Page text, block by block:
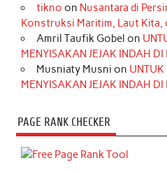
tikno on Nusantara di
Konstruksi Maritim, Laut Kita,
Amril Taufik Gobel on
MENYISAKAN JEJAK INDAH DI
Musniaty Musni on UNTUK
MENYISAKAN JEJAK INDAH DI
PAGE RANK CHECKER